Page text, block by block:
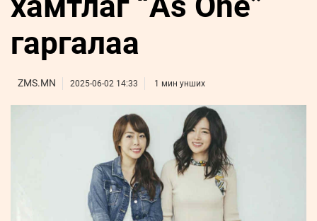
Бүртгүүлэх
Бизнес
Leaderships
forum
ФОТО
УРЛАГ
ҮНДЭСНИЙ
МЭДЭЭЛЛИЙН
ВИДЕО
гаргалаа
ZMS.MN 2025-06-02 14:33 1 мин унших